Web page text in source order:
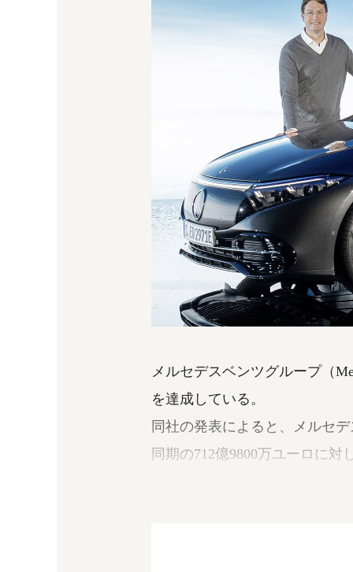
メルセデスベンツグループ（
を達成している。
同社の発表によると、メルセ
同期の712億9800万ユーロに